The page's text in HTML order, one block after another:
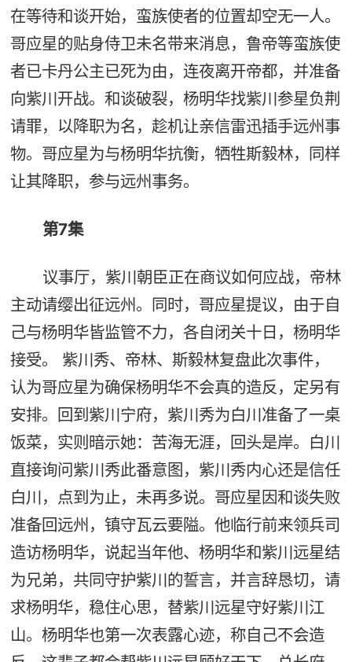
在等待和谈开始，蛮族使者的位置却空无一人。
哥应星的贴身侍卫未名带来消息，鲁帝等蛮族使
者已卡丹公主已死为由，连夜离开帝都，并准备
向紫川开战。和谈破裂，杨明华找紫川参星负荆
请罪，以降职为名，趁机让亲信雷迅插手远州事
物。哥应星为与杨明华抗衡，牺牲斯毅林，同样
让其降职，参与远州事务。
第7集
议事厅，紫川朝臣正在商议如何应战，帝林
主动请缨出征远州。同时，哥应星提议，由于自
己与杨明华皆监管不力，各自闭关十日，杨明华
接受。 紫川秀、帝林、斯毅林复盘此次事件，
认为哥应星为确保杨明华不会真的造反，定另有
安排。回到紫川宁府，紫川秀为白川准备了一桌
饭菜，实则暗示她：苦海无涯，回头是岸。白川
直接询问紫川秀此番意图，紫川秀内心还是信任
白川，点到为止，未再多说。哥应星因和谈失败
准备回远州，镇守瓦云要隘。他临行前来领兵司
造访杨明华，说起当年他、杨明华和紫川远星结
为兄弟，共同守护紫川的誓言，并言辞恳切，请
求杨明华，稳住心思，替紫川远星守好紫川江
山。杨明华也第一次表露心迹，称自己不会造